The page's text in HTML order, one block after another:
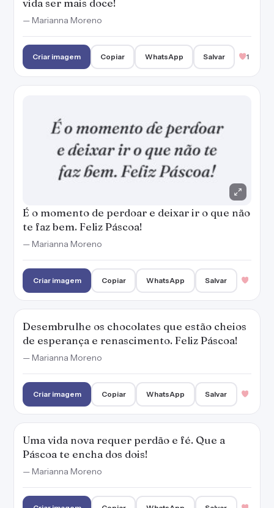
te faz bem. Feliz Páscoa!
— Marianna Moreno
Desembrulhe os chocolates que estão cheios
de esperança e renascimento. Feliz Páscoa!
— Marianna Moreno
Criar imagem Copiar WhatsApp Salvar
Uma vida nova requer perdão e fé. Que a
Páscoa te encha dos dois!
— Marianna Moreno
Criar imagem Copiar WhatsApp Salvar
esperança em seu coração. Feliz Páscoa!